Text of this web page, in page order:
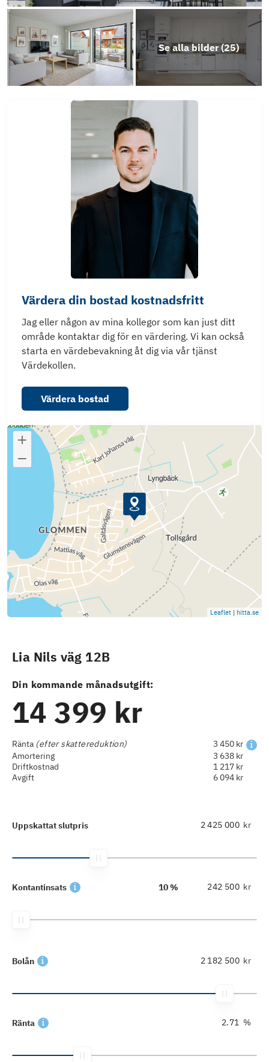
Objektsbeskrivning
Se alla bilder (25)
Värdera din bostad kostnadsfritt
Jag eller någon av mina kollegor som kan just ditt
område kontaktar dig för en värdering. Vi kan också
starta en värdebevakning åt dig via vår tjänst
Värdekollen.
Värdera bostad
Leaflet | hitta.se
Lia Nils väg 12B
Din kommande månadsutgift:
14 399 kr
Ränta (efter skattereduktion)
3 450 kr
Amortering
3 638 kr
Driftkostnad
1 217 kr
Avgift
6 094 kr
Uppskattat slutpris kr
Kontantinsats 10 % kr
Bolån kr
Ränta %